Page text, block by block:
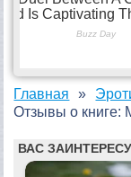
Главная
Отзывы о книге: